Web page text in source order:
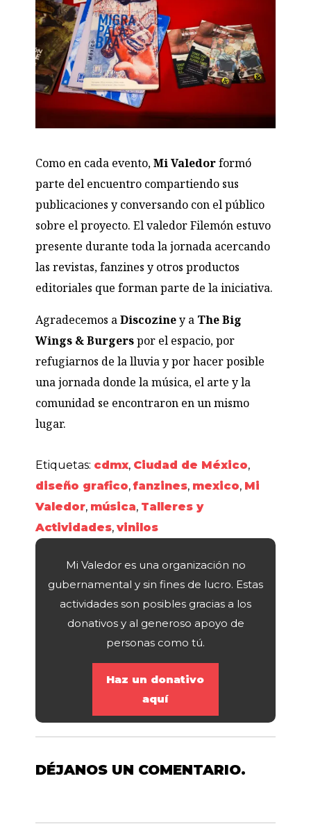
Como en cada evento,Mi Valedorformó
parte del encuentro compartiendo sus
publicaciones y conversando con el público
sobre el proyecto. El valedor Filemón estuvo
presente durante toda la jornada acercando
las revistas, fanzines y otros productos
editoriales que forman parte de la iniciativa.
Agradecemos aDiscoziney a The Big
Wings & Burgerspor el espacio, por
refugiarnos de la lluvia y por hacer posible
una jornada donde la música, el arte y la
comunidad se encontraron en un mismo
lugar.
Etiquetas: cdmx, Ciudad de México,
diseño grafico,fanzines, mexico, Mi
Valedor, música, Talleres y
Actividades,vinilos
Mi Valedor es una organización no
gubernamental y sin fines de lucro. Estas
actividades son posibles gracias a los
donativos y al generoso apoyo de
personas como tú.
Haz un donativo
aquí
DÉJANOS UN COMENTARIO.